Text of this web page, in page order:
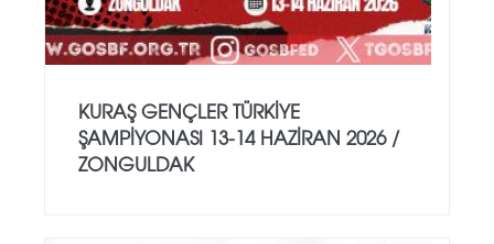
KURAŞ GENÇLER TÜRKİYE
ŞAMPİYONASI 13-14 HAZİRAN 2026 /
ZONGULDAK